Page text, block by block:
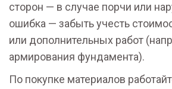
сторон — в случае порчи или
ошибка — забыть учесть
или дополнительных работ
армирования фундамента).
По покупке материалов